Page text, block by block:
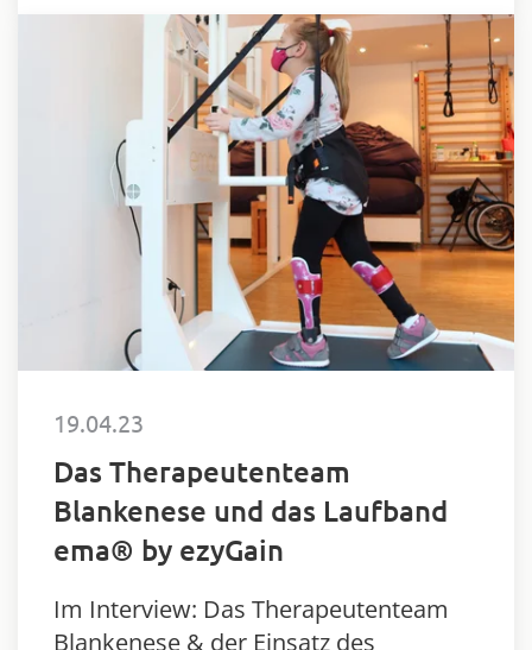
19.04.23
Das Therapeutenteam
Blankenese und das Laufband
ema® by ezyGain
Im Interview: Das Therapeutenteam
Blankenese & der Einsatz des